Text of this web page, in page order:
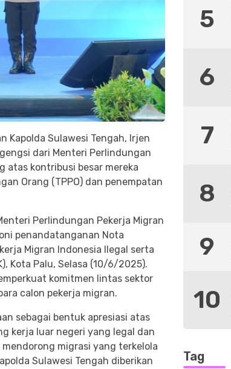
Kapolda Sulawesi Tengah, Irjen
dari Menteri Perlindungan
atas kontribusi besar mereka
Orang (TPPO) dan penempatan
Perlindungan Pekerja Migran
penandatanganan Nota
Migran Indonesia Ilegal serta
Kota Palu, Selasa (10/6/2025).
komitmen lintas sektor
calon pekerja migran.
sebagai bentuk apresiasi atas
kerja luar negeri yang legal dan
migrasi yang terkelola
Sulawesi Tengah diberikan
5
6
7
8
9
10
Tag